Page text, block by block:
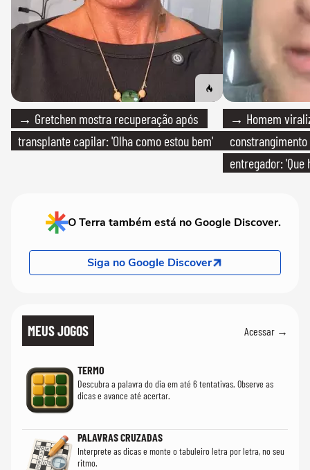
→ Gretchen mostra recuperação após
transplante capilar: 'Olha como estou bem'
→ Homem
entregador: 'Que
O Terra também está no Google Discover.
Siga no Google Discover
MEUS JOGOS Acessar →
TERMO
Descubra a palavra do dia em até 6 tentativas. Observe as
dicas e avance até acertar.
PALAVRAS CRUZADAS
Interprete as dicas e monte o tabuleiro letra por letra, no seu
ritmo.